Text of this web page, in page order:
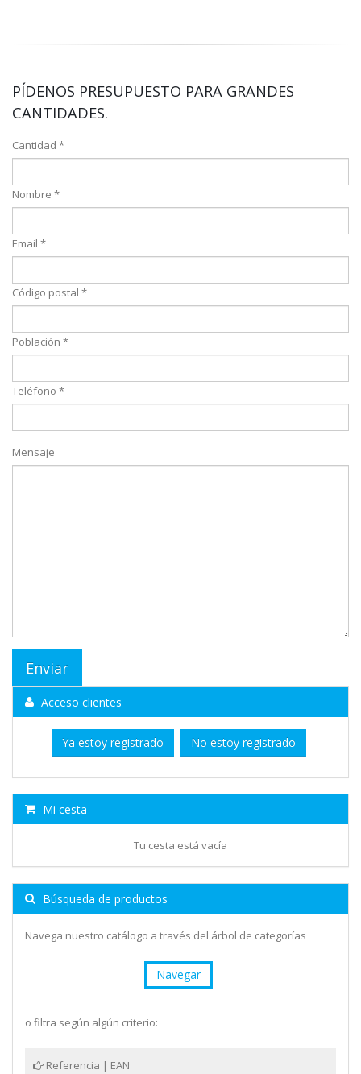
PÍDENOS PRESUPUESTO PARA GRANDES
CANTIDADES.
Cantidad *
Nombre *
Email *
Código postal *
Población *
Teléfono *
Mensaje
Acceso clientes
Ya estoy registrado No estoy registrado
Mi cesta
Tu cesta está vacía
Búsqueda de productos
Navega nuestro catálogo a través del árbol de categorías
Navegar
o filtra según algún criterio:
Referencia | EAN